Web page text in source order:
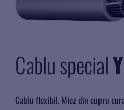
Cablu special
Cablu flexibil. Miez din cupru